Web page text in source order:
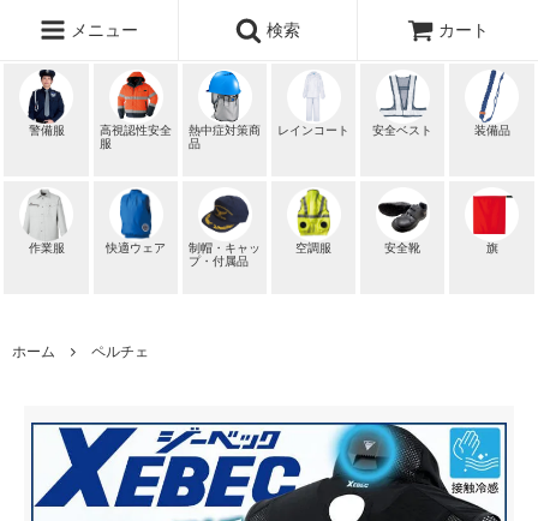
メニュー 検索 カート
警備服
高視認性安全
服
熱中症対策商
品
レインコート 安全ベスト 装備品
作業服 快適ウェア
制帽・キャッ
プ・付属品
空調服 安全靴 旗
ホーム ペルチェ